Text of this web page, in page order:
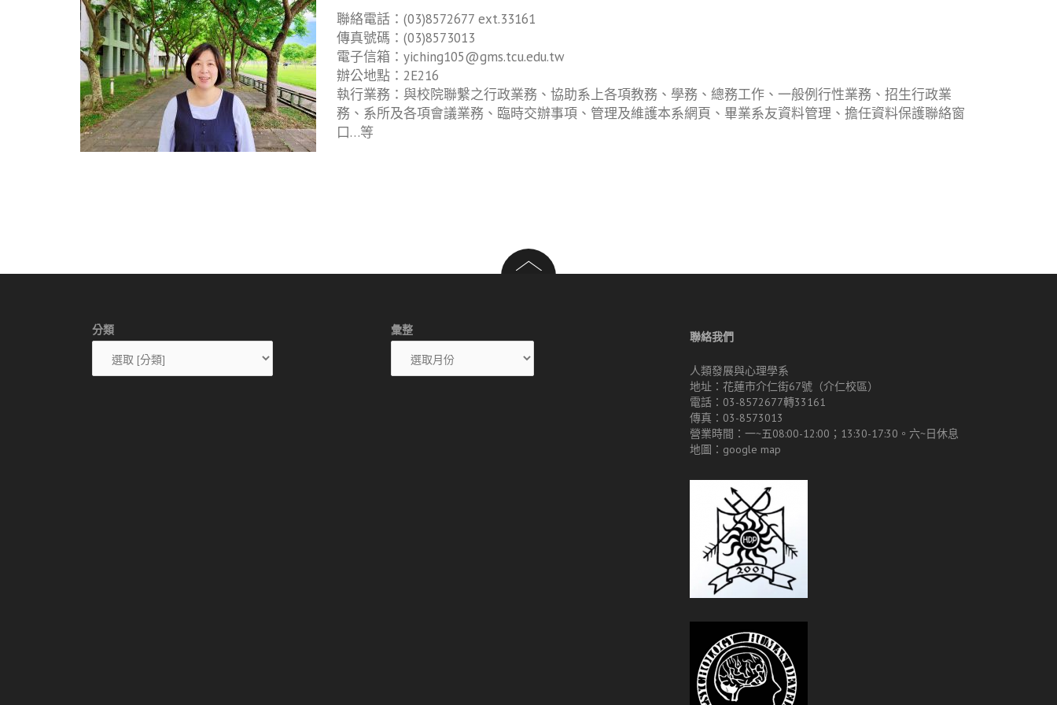
聯絡電話：(03)8572677 ext.33161
傳真號碼：(03)8573013
電子信箱：yiching105@gms.tcu.edu.tw
辦公地點：2E216
執行業務：與校院聯繫之行政業務、協助系上各項教務、學務、總務工作、一般例行性業務、招生行政業
務、系所及各項會議業務、臨時交辦事項、管理及維護本系網頁、畢業系友資料管理、擔任資料保護聯絡窗
口…等
分類 彙整 聯絡我們
人類發展與心理學系
地址：花蓮市介仁街67號（介仁校區）
電話：03-8572677轉33161
傳真：03-8573013
營業時間：一~五08:00-12:00；13:30-17:30。六~日休息
地圖： google map